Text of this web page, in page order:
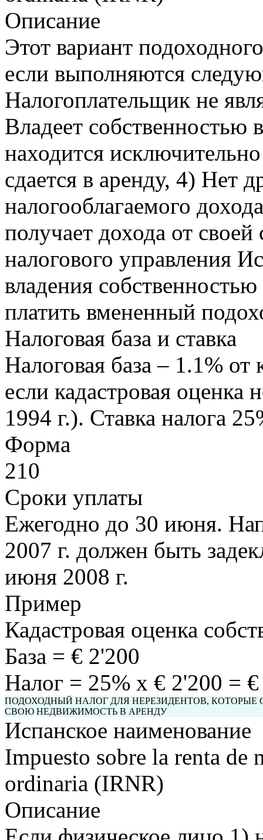
Описание
Этот вариант
если выполняются
Налогоплательщик не
Владеет собственностью
находится
сдается в аренду, 4) Нет
налогооблагаемого
получает дохода от
налогового управления
владения
платить вмененный
Налоговая база и ставка
Налоговая база – 1.1%
если кадастровая оценка
1994 г.). Ставка налога
Форма
210
Сроки уплаты
Ежегодно до 30 июня.
2007 г. должен быть
июня 2008 г.
Пример
Кадастровая оценка
База = € 2'200
Налог = 25% x € 2'200 =
ПОДОХОДНЫЙ НАЛОГ ДЛЯ НЕРЕЗИДЕНТОВ, КОТОРЫЕ
СВОЮ НЕДВИЖИМОСТЬ В АРЕНДУ
Испанское наименование
Impuesto sobre la renta de
ordinaria (IRNR)
Описание